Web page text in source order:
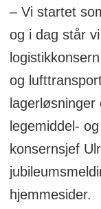
– Vi startet
og i dag står
og
legemiddel-
konsernsjef
hjemmesider.